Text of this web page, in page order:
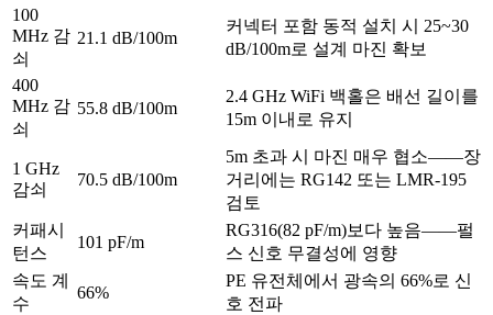
100
MHz 감
쇠
21.1 dB/100m
커넥터 포함 동적 설치 시 25~30
dB/100m로 설계 마진 확보
400
MHz 감
쇠
55.8 dB/100m
2.4 GHz WiFi 백홀은 배선 길이를
15m 이내로 유지
1 GHz
감쇠
70.5 dB/100m
5m 초과 시 마진 매우 협소——장
거리에는 RG142 또는 LMR-195
검토
커패시
턴스
101 pF/m
RG316(82 pF/m)보다 높음——펄
스 신호 무결성에 영향
속도 계
수
66%
PE 유전체에서 광속의 66%로 신
호 전파